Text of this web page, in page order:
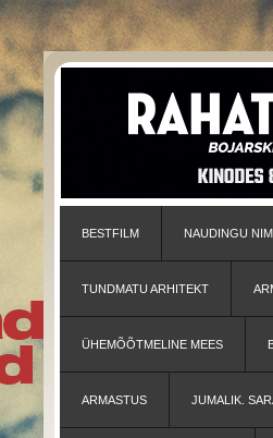
BESTFILM NAUDINGU
TUNDMATU ARHITEKT
ÜHEMÕÕTMELINE MEES
ARMASTUS JUMALIK.